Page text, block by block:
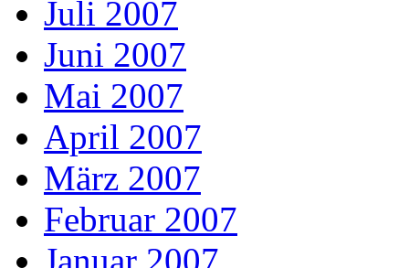
Juli 2007
Juni 2007
Mai 2007
April 2007
März 2007
Februar 2007